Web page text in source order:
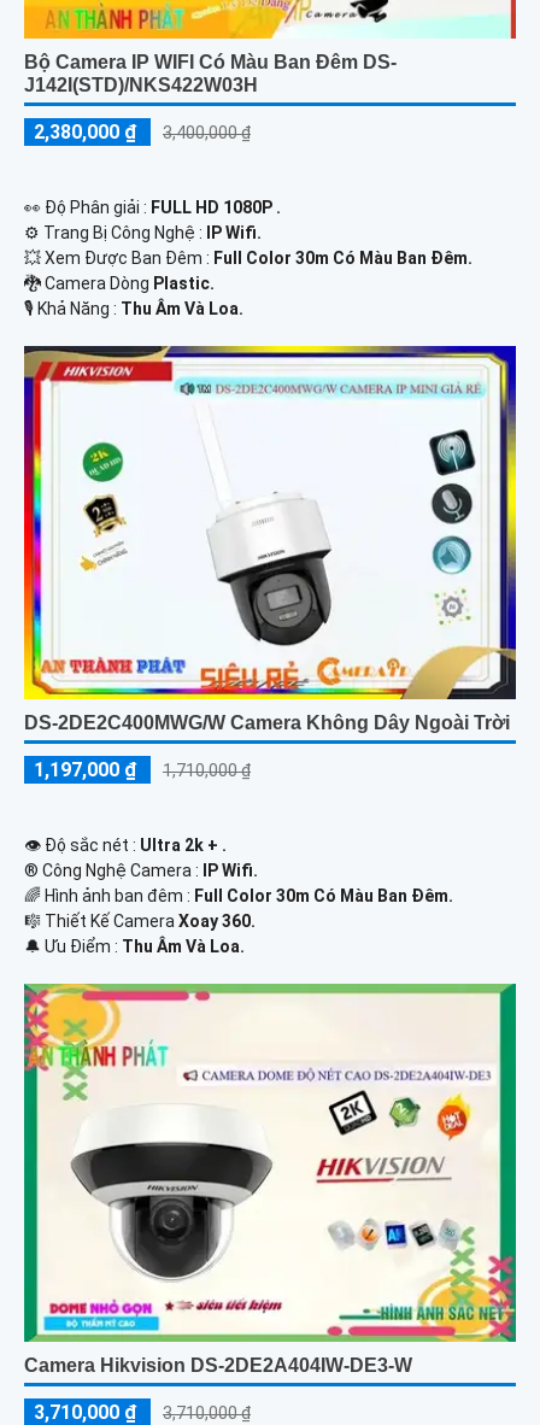
Bộ Camera IP WIFI Có Màu Ban Đêm DS-
J142I(STD)/NKS422W03H
2,380,000 ₫ 3,400,000 ₫
️👀 Độ Phân giải : FULL HD 1080P .
⚙ Trang Bị Công Nghệ :
IP Wifi.
💥 Xem Được Ban Đêm : Full Color 30m Có Màu Ban Ðêm.
🐉️ Camera Dòng Plastic.
️🎙 Khả Năng : Thu Âm Và Loa.
DS-2DE2C400MWG/W Camera Không Dây Ngoài Trời
1,197,000 ₫ 1,710,000 ₫
👁 Độ sắc nét : Ultra 2k + .
®️ Công Nghệ Camera :
IP Wifi.
🌈 Hình ảnh ban đêm : Full Color 30m Có Màu Ban Ðêm.
🎼️ Thiết Kế CameraXoay 360.
️🔔 Ưu Điểm : Thu Âm Và Loa.
Camera Hikvision DS-2DE2A404IW-DE3-W
3,710,000 ₫ 3,710,000 ₫